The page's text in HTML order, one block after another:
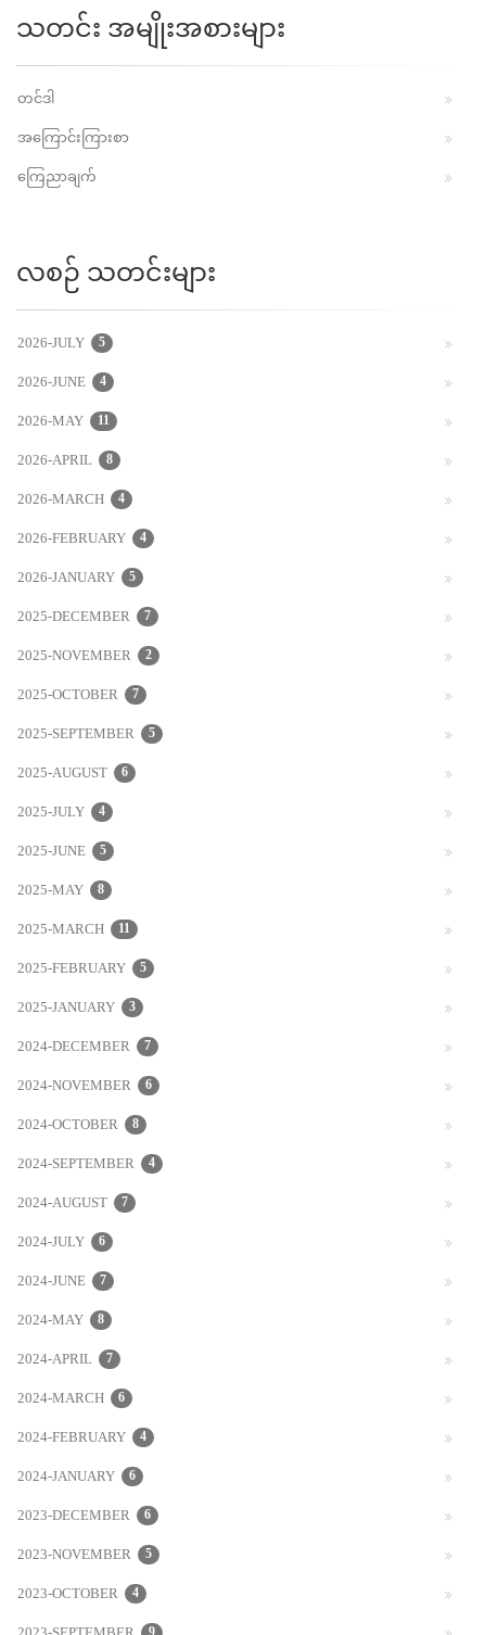
သတင်း အမျိုးအစားများ
တင်ဒါ
အကြောင်းကြားစာ
ကြေညာချက်
လစဉ် သတင်းများ
2026-JULY 5
2026-JUNE 4
2026-MAY 11
2026-APRIL 8
2026-MARCH 4
2026-FEBRUARY 4
2026-JANUARY 5
2025-DECEMBER 7
2025-NOVEMBER 2
2025-OCTOBER 7
2025-SEPTEMBER 5
2025-AUGUST 6
2025-JULY 4
2025-JUNE 5
2025-MAY 8
2025-MARCH 11
2025-FEBRUARY 5
2025-JANUARY 3
2024-DECEMBER 7
2024-NOVEMBER 6
2024-OCTOBER 8
2024-SEPTEMBER 4
2024-AUGUST 7
2024-JULY 6
2024-JUNE 7
2024-MAY 8
2024-APRIL 7
2024-MARCH 6
2024-FEBRUARY 4
2024-JANUARY 6
2023-DECEMBER 6
2023-NOVEMBER 5
2023-OCTOBER 4